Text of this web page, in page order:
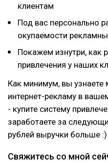
клиентам
Под вас персонально
окупаемости
Покажем изнутри, как
привлечения у наших
Как минимум, вы узнаете
интернет-рекламу в
- купите систему
заработаете за
рублей выручки больше :)
Свяжитесь со мной